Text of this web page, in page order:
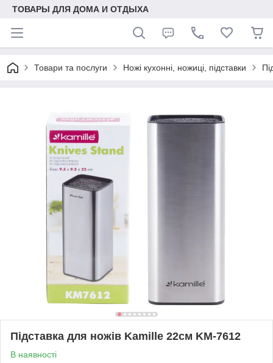
ТОВАРЫ ДЛЯ ДОМА И ОТДЫХА
Товари та послуги Ножі кухонні, ножиці, підставки
Підставка для ножів Kamille 22см KM-7612
В наявності